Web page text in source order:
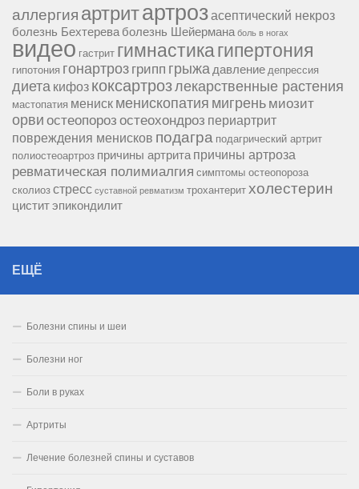
аллергия артритартрозасептический некроз
болезнь Бехтерева болезнь Шейермана боль в ногах
видео гастрит гимнастикагипертония
гипотония гонартроз грипп грыжадавление депрессия
диета кифоз коксартрозлекарственные растения
мастопатия мениск менископатия мигрень миозит
орви остеопороз остеохондроз периартрит
повреждения менисков подагра подагрический артрит
полиостеоартроз причины артрита причины артроза
ревматическая полимиалгия симптомы остеопороза
сколиоз стресс суставной ревматизм трохантерит холестерин
циститэпикондилит
ЕЩЁ
Болезни спины и шеи
Болезни ног
Боли в руках
Артриты
Лечение болезней спины и суставов